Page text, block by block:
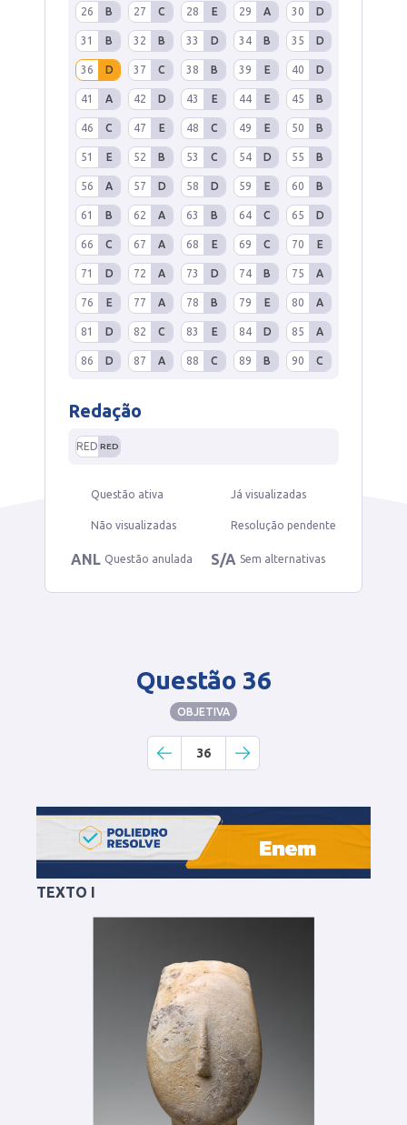
26 B 27 C 28 E 29 A 30 D
31 B 32 B 33 D 34 B 35 D
36 D 37 C 38 B 39 E 40 D
41 A 42 D 43 E 44 E 45 B
46 C 47 E 48 C 49 E 50 B
51 E 52 B 53 C 54 D 55 B
56 A 57 D 58 D 59 E 60 B
61 B 62 A 63 B 64 C 65 D
66 C 67 A 68 E 69 C 70 E
71 D 72 A 73 D 74 B 75 A
76 E 77 A 78 B 79 E 80 A
81 D 82 C 83 E 84 D 85 A
86 D 87 A 88 C 89 B 90 C
Redação
RED RED
Questão ativa Já visualizadas
Não visualizadas Resolução pendente
ANL Questão anulada S/A Sem alternativas
Questão 36
OBJETIVA
36
TEXTO I